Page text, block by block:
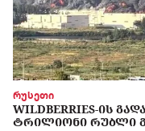
რუსეთი
WILDBERRIES-ᲘᲡ
ᲢᲠᲘᲚᲘᲝᲜᲘ ᲠᲣᲑᲚᲘ